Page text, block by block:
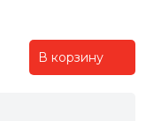
В корзину